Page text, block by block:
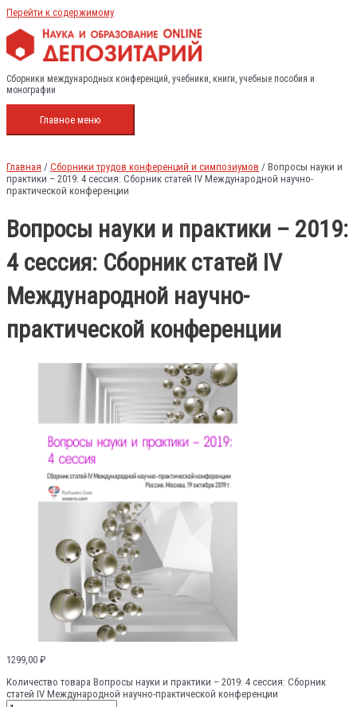
Перейти к содержимому
Сборники международных конференций, учебники, книги, учебные пособия и
монографии
Главное меню
Главная / Сборники трудов конференций и симпозиумов / Вопросы науки и
практики – 2019: 4 сессия: Сборник статей IV Международной научно-
практической конференции
Вопросы науки и практики – 2019:
4 сессия: Сборник статей IV
Международной научно-
практической конференции
1299,00 ₽
Количество товара Вопросы науки и практики – 2019: 4 сессия: Сборник
статей IV Международной научно-практической конференции